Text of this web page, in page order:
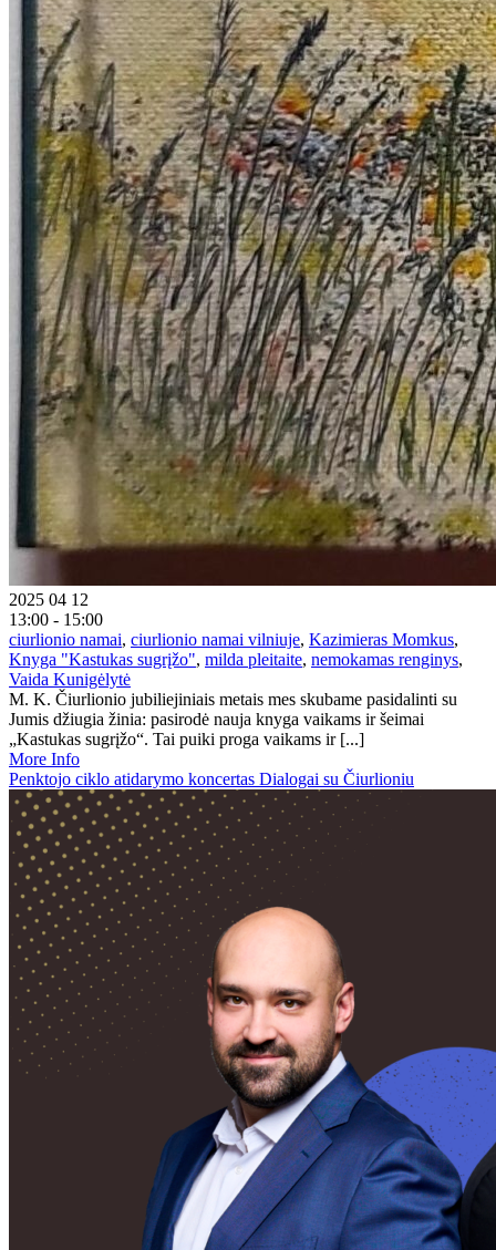
2025 04 12
13:00 - 15:00
ciurlionio namai, ciurlionio namai vilniuje, Kazimieras Momkus,
Knyga "Kastukas sugrįžo", milda pleitaite, nemokamas renginys,
Vaida Kunigėlytė
M. K. Čiurlionio jubiliejiniais metais mes skubame pasidalinti su
Jumis džiugia žinia: pasirodė nauja knyga vaikams ir šeimai
„Kastukas sugrįžo“. Tai puiki proga vaikams ir [...]
More Info
Penktojo ciklo atidarymo koncertas Dialogai su Čiurlioniu